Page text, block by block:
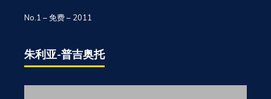
No.1 – 免费 – 2011
朱利亚-普吉奥托